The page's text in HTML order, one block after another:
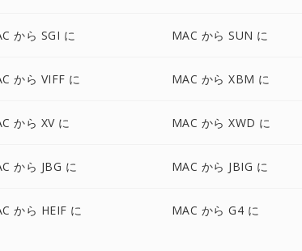
から SGI に MAC から SUN に
から VIFF に MAC から XBM に
から XV に MAC から XWD に
から JBG に MAC から JBIG に
から HEIF に MAC から G4 に